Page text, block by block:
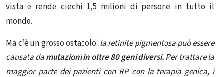
vista e rende ciechi 1,5 milioni di persone in tutto il
mondo.
Ma c’è un grosso ostacolo: la retinite pigmentosa può essere
causata damutazioni in oltre 80 geni diversi. Per trattare la
maggior parte dei pazienti con RP con la terapia genica, i